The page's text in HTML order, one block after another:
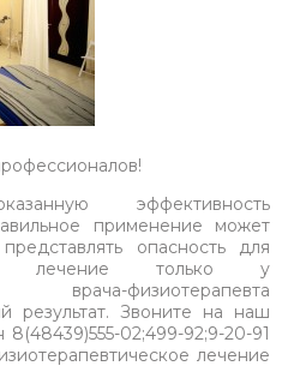
эффективность
применение может
опасность для
лечение только у
врача-физиотерапевта
результат. Звоните на наш
02;499-92;9-20-91
лечение